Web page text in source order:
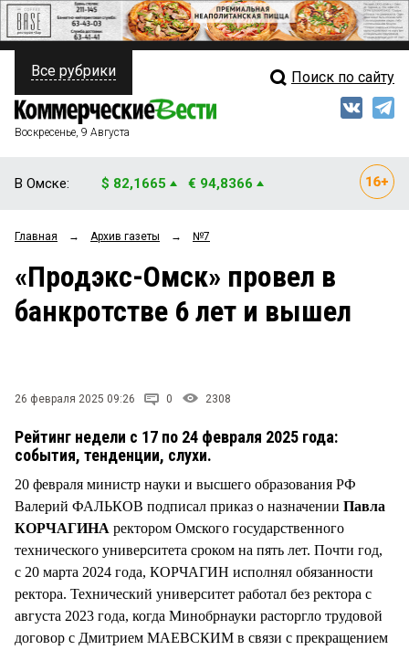
ПОЛИТИКА
ФИНАНСЫ
ОБЩЕСТВО
ЗАКОН
НОВОСТИ КОМПАНИЙ
СТИЛЬ ЖИЗНИ
Свежий выпуск
Рейтинги
Блоги
Все рубрики Поиск по сайту
Воскресенье, 9 Августа
В Омске: $ 82,1665 € 94,8366
Главная → Архив газеты → №7
«Продэкс-Омск» провел в
банкротстве 6 лет и вышел
26 февраля 2025 09:26 0 2308
Рейтинг недели с 17 по 24 февраля 2025 года:
события, тенденции, слухи.
20 февраля министр науки и высшего образования РФ
Валерий ФАЛЬКОВ подписал приказ о назначении Павла
КОРЧАГИНА ректором Омского государственного
технического университета сроком на пять лет. Почти год,
с 20 марта 2024 года, КОРЧАГИН исполнял обязанности
ректора. Технический университет работал без ректора с
августа 2023 года, когда Минобрнауки расторгло трудовой
договор с Дмитрием МАЕВСКИМ в связи с прекращением